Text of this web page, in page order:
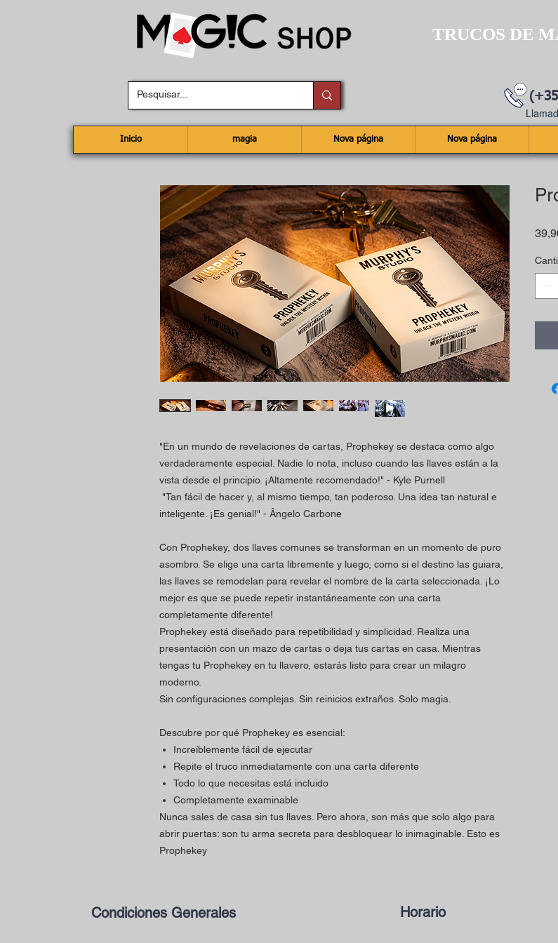
TRUCOS DE
Inicio magia Nova página Nova página
"En un mundo de revelaciones de cartas, Prophekey se destaca como algo
verdaderamente especial. Nadie lo nota, incluso cuando las llaves están a la
vista desde el principio. ¡Altamente recomendado!" - Kyle Purnell
"Tan fácil de hacer y, al mismo tiempo, tan poderoso. Una idea tan natural e
inteligente. ¡Es genial!" - Ângelo Carbone
Con Prophekey, dos llaves comunes se transforman en un momento de puro
asombro. Se elige una carta libremente y luego, como si el destino las guiara,
las llaves se remodelan para revelar el nombre de la carta seleccionada. ¡Lo
mejor es que se puede repetir instantáneamente con una carta
completamente diferente!
Prophekey está diseñado para repetibilidad y simplicidad. Realiza una
presentación con un mazo de cartas o deja tus cartas en casa. Mientras
tengas tu Prophekey en tu llavero, estarás listo para crear un milagro
moderno.
Sin configuraciones complejas. Sin reinicios extraños. Solo magia.
Descubre por qué Prophekey es esencial:
Increíblemente fácil de ejecutar
Repite el truco inmediatamente con una carta diferente
Todo lo que necesitas está incluido
Completamente examinable
Nunca sales de casa sin tus llaves. Pero ahora, son más que solo algo para
abrir puertas: son tu arma secreta para desbloquear lo inimaginable. Esto es
Prophekey
Condiciones Generales Horario